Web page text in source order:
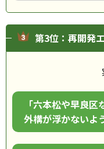
第3位：再開発
「六本松や早良区
外構が浮かないよ